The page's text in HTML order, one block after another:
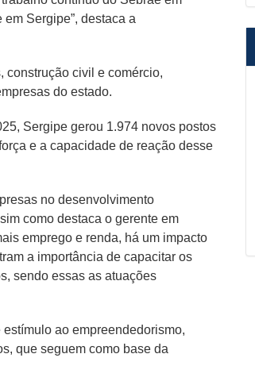
Sergipe”, destaca a
construção civil e comércio,
do estado.
Sergipe gerou 1.974 novos postos
e a capacidade de reação desse
no desenvolvimento
como destaca o gerente em
emprego e renda, há um impacto
a importância de capacitar os
sendo essas as atuações
ao empreendedorismo,
que seguem como base da